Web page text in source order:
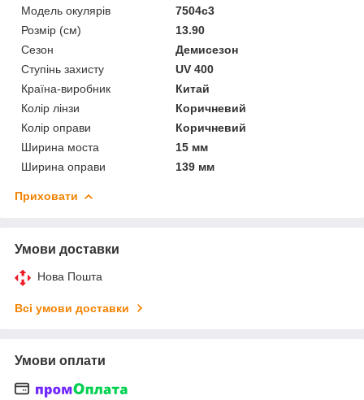
Модель окулярів
7504c3
Розмір (см)
13.90
Сезон
Демисезон
Ступінь захисту
UV 400
Країна-виробник
Китай
Колір лінзи
Коричневий
Колір оправи
Коричневий
Ширина моста
15 мм
Ширина оправи
139 мм
Приховати
Умови доставки
Нова Пошта
Всі умови доставки
Умови оплати